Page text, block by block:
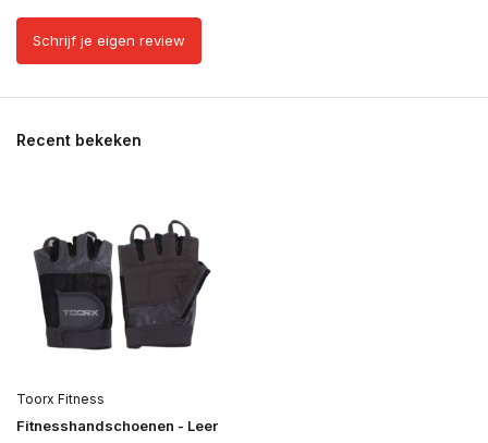
Schrijf je eigen review
Recent bekeken
Toorx Fitness
Fitnesshandschoenen - Leer